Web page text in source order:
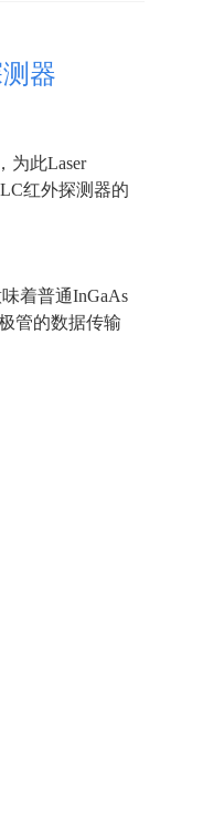
器
为此Laser
红外探测器的
着普通InGaAs
管的数据传输